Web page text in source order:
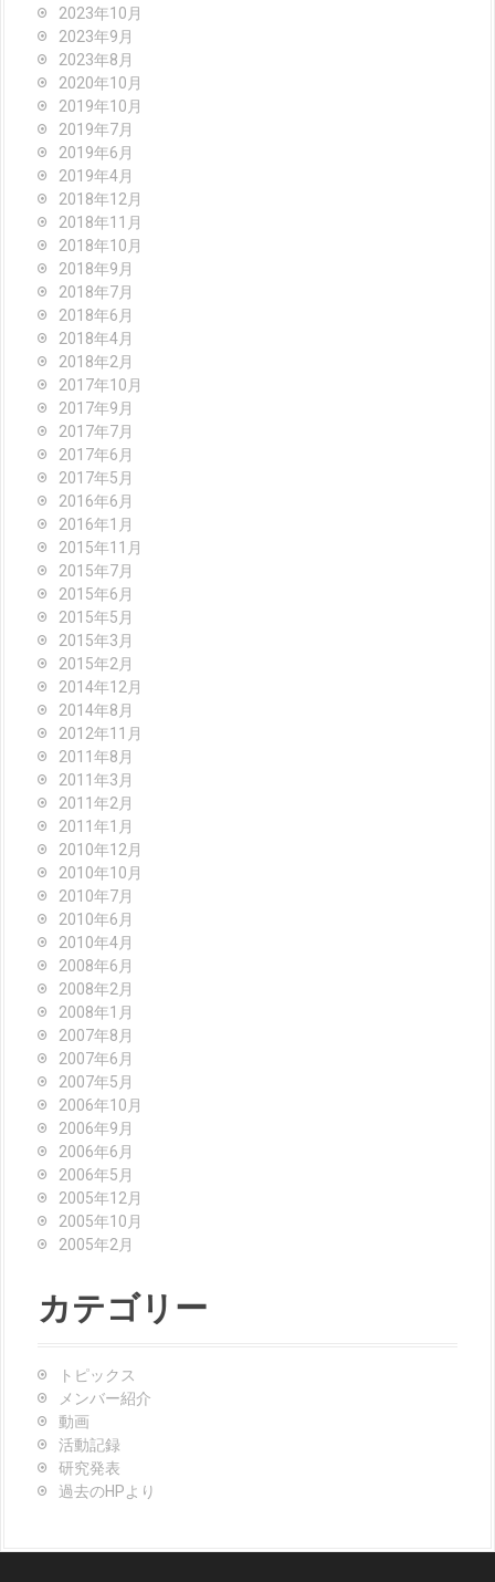
2023年10月
2023年9月
2023年8月
2020年10月
2019年10月
2019年7月
2019年6月
2019年4月
2018年12月
2018年11月
2018年10月
2018年9月
2018年7月
2018年6月
2018年4月
2018年2月
2017年10月
2017年9月
2017年7月
2017年6月
2017年5月
2016年6月
2016年1月
2015年11月
2015年7月
2015年6月
2015年5月
2015年3月
2015年2月
2014年12月
2014年8月
2012年11月
2011年8月
2011年3月
2011年2月
2011年1月
2010年12月
2010年10月
2010年7月
2010年6月
2010年4月
2008年6月
2008年2月
2008年1月
2007年8月
2007年6月
2007年5月
2006年10月
2006年9月
2006年6月
2006年5月
2005年12月
2005年10月
2005年2月
カテゴリー
トピックス
メンバー紹介
動画
活動記録
研究発表
過去のHPより